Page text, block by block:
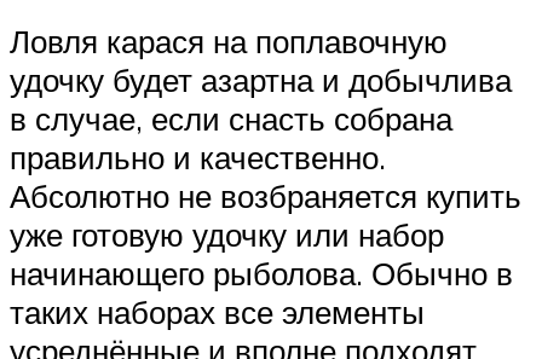
Ловля карася на поплавочную
удочку будет азартна и добычлива
в случае, если снасть собрана
правильно и качественно.
Абсолютно не возбраняется купить
уже готовую удочку или набор
начинающего рыболова. Обычно в
таких наборах все элементы
усреднённые и вполне подходят